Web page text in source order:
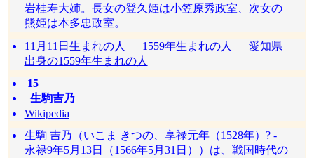
岩桂寿大姉。長女の登久姫は小笠原秀政室、次女の
熊姫は本多忠政室。
11月11日生まれの人
1559年生まれの人
愛知県
出身の1559年生まれの人
15
生駒吉乃
Wikipedia
生駒 吉乃（いこま きつの、享禄元年（1528年）? -
永禄9年5月13日（1566年5月31日））は、戦国時代の